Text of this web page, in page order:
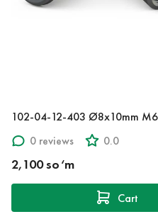
102-04-12-403 Ø8x10mm
0 reviews
0.0
2,100 so‘m
Cart